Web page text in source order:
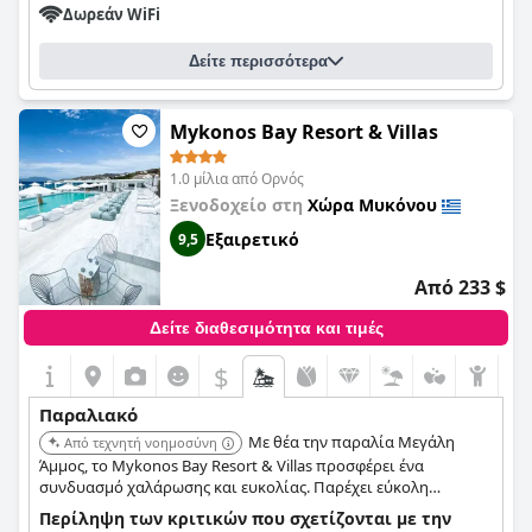
Δωρεάν WiFi
Δείτε περισσότερα
Mykonos Bay Resort & Villas
1.0 μίλια από Ορνός
Ξενοδοχείο στη Χώρα Μυκόνου
9,5 Εξαιρετικό
Από 233 $
Δείτε διαθεσιμότητα και τιμές
$
Παραλιακό
Από τεχνητή νοημοσύνη
Με θέα την παραλία Μεγάλη
Άμμος, το Mykonos Bay Resort & Villas προσφέρει ένα
συνδυασμό χαλάρωσης και ευκολίας. Παρέχει εύκολη
πρόσβαση στην παραλία και βρίσκεται σε κοντινή απόσταση
Περίληψη των κριτικών που σχετίζονται με την